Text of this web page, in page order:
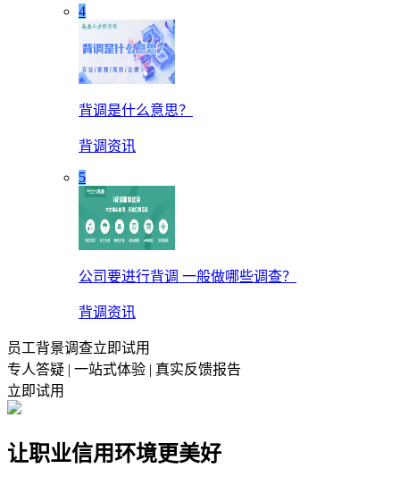
4
背调是什么意思？
背调资讯
5
公司要进行背调 一般做哪些调查？
背调资讯
员工背景调查立即试用
专人答疑 | 一站式体验 | 真实反馈报告
立即试用
让职业信用环境更美好